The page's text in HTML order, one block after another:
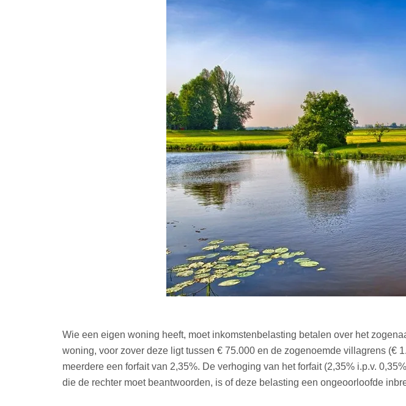
Wie een eigen woning heeft, moet inkomstenbelasting betalen over het
woning, voor zover deze ligt tussen € 75.000 en de zogenoemde villagrens (€
meerdere een forfait van 2,35%. De verhoging van het forfait (2,35% i.p.v.
die de rechter moet beantwoorden, is of deze belasting een ongeoorloofde